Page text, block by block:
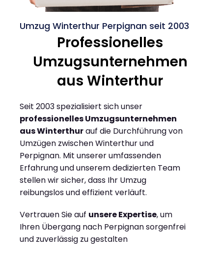
Umzug Winterthur Perpignan seit 2003
Professionelles
Umzugsunternehmen
aus Winterthur
Seit 2003 spezialisiert sich unser
professionelles Umzugsunternehmen
aus Winterthurauf die Durchführung von
Umzügen zwischen Winterthur und
Perpignan. Mit unserer umfassenden
Erfahrung und unserem dedizierten Team
stellen wir sicher, dass Ihr Umzug
reibungslos und effizient verläuft.
Vertrauen Sie auf unsere Expertise, um
Ihren Übergang nach Perpignan sorgenfrei
und zuverlässig zu gestalten